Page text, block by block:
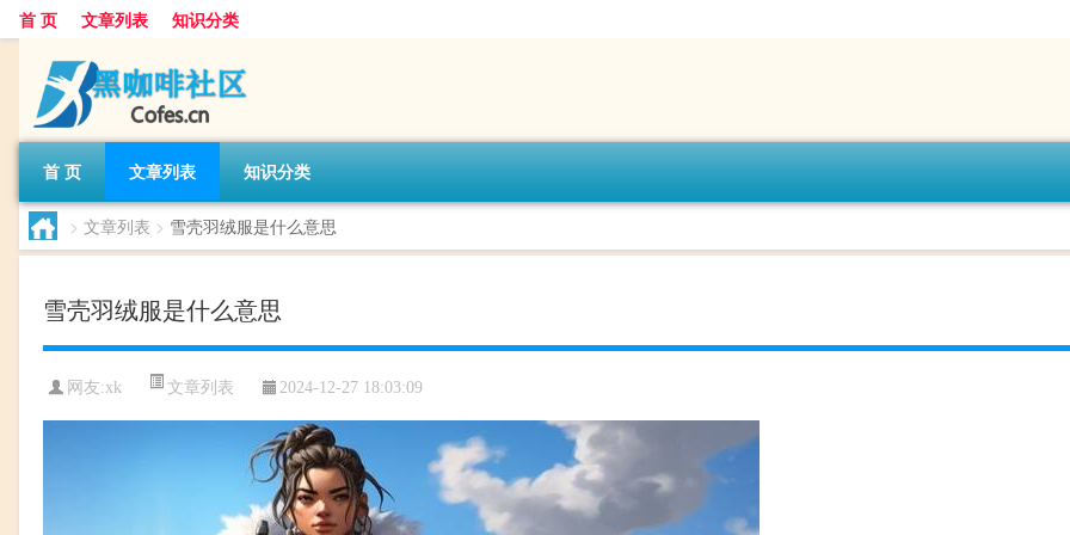
首 页 文章列表 知识分类
首 页 文章列表 知识分类
> 文章列表 > 雪壳羽绒服是什么意思
雪壳羽绒服是什么意思
网友:xk 文章列表 2024-12-27 18:03:09